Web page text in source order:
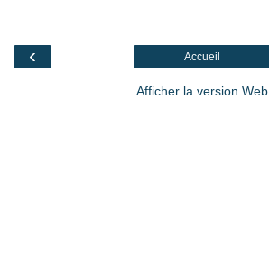
‹ Accueil
Afficher la version Web